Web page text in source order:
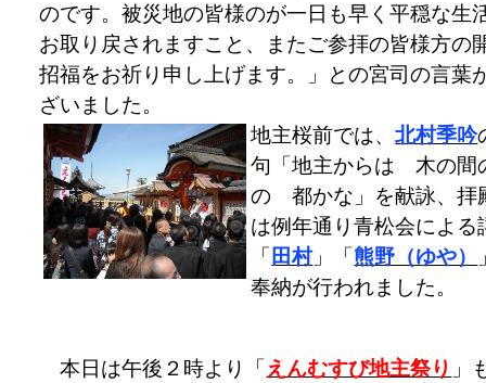
のです。被災地の皆様のが一日も早く平穏な生
お取り戻されますこと、またご参拝の皆様方の
招福をお祈り申し上げます。」との宮司の言葉
ざいました。
地主桜前では、北村季吟
句「地主からは 木の間
の 都かな」を献詠、拝
は例年通り青松会による
「 田村」「熊野（ゆや）
奉納が行われました。
本日は午後２時より「 えんむすび地主祭り 」